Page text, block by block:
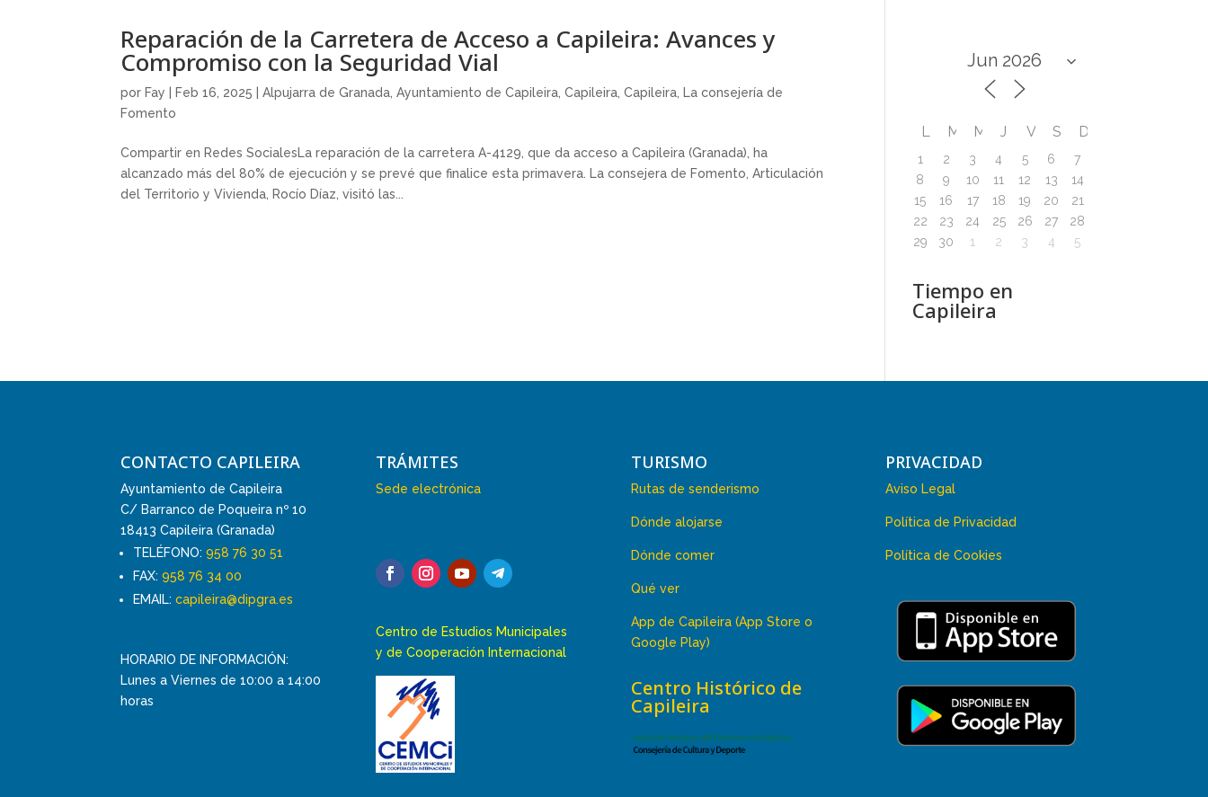
Reparación de la Carretera de Acceso a Capileira: Avances y
Compromiso con la Seguridad Vial
por Fay Feb 16, 2025 |Alpujarra de Granada ,Ayuntamiento de Capileira ,Capileira ,Capileira La consejería de
Fomento
Compartir en Redes SocialesLa reparación de la carretera A-4129, que da acceso a Capileira (Granada), ha
alcanzado más del 80% de ejecución y se prevé que finalice esta primavera. La consejera de Fomento, Articulación
del Territorio y Vivienda, Rocío Díaz, visitó las...
L M M J V S D
1 2 3 4 5 6
7
8
9 10 11 12 13
14
15
16 17 18 19 20
21
22
23 24 25 26 27
28
29
30 1 2 3 4 5
Tiempo en
Capileira
CONTACTO CAPILEIRA
Ayuntamiento de Capileira
C/ Barranco de Poqueira nº 10
18413 Capileira (Granada)
TELÉFONO:958 76 30 51
FAX:958 76 34 00
EMAIL:capileira@dipgra.es
HORARIO DE INFORMACIÓN:
Lunes a Viernes de 10:00 a 14:00
horas
TRÁMITES
Sede electrónica
Centro de Estudios Municipales
y de Cooperación Internacional
TURISMO
Rutas de senderismo
Dónde alojarse
Dónde comer
Qué ver
App de Capileira (App Store o
Google Play)
Centro Histórico de
Capileira
PRIVACIDAD
Aviso Legal
Política de Privacidad
Política de Cookies